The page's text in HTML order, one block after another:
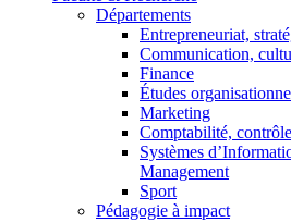
Départements
Entrepreneuriat,
Communication,
Finance
Études
Marketing
Comptabilité,
Systèmes
Management
Sport
Pédagogie à impact